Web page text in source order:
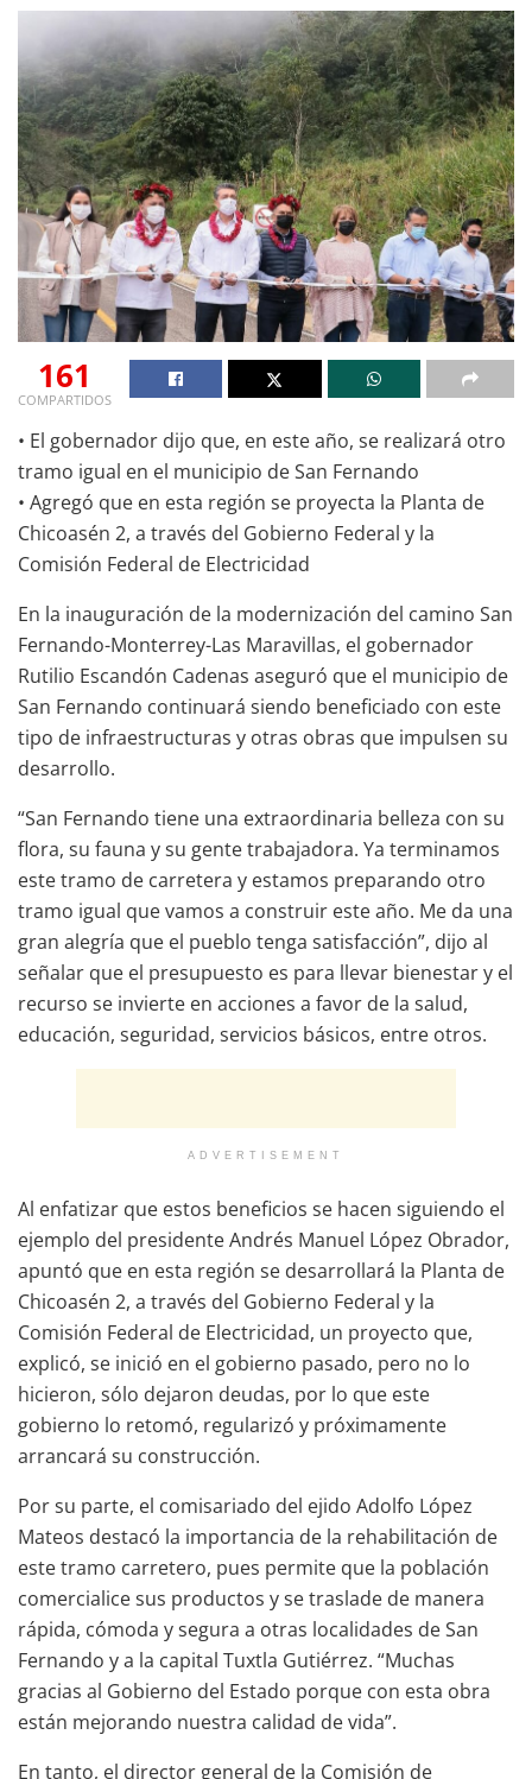
161
COMPARTIDOS
• El gobernador dijo que, en este año, se realizará otro
tramo igual en el municipio de San Fernando
• Agregó que en esta región se proyecta la Planta de
Chicoasén 2, a través del Gobierno Federal y la
Comisión Federal de Electricidad
En la inauguración de la modernización del camino San
Fernando-Monterrey-Las Maravillas, el gobernador
Rutilio Escandón Cadenas aseguró que el municipio de
San Fernando continuará siendo beneficiado con este
tipo de infraestructuras y otras obras que impulsen su
desarrollo.
“San Fernando tiene una extraordinaria belleza con su
flora, su fauna y su gente trabajadora. Ya terminamos
este tramo de carretera y estamos preparando otro
tramo igual que vamos a construir este año. Me da una
gran alegría que el pueblo tenga satisfacción”, dijo al
señalar que el presupuesto es para llevar bienestar y el
recurso se invierte en acciones a favor de la salud,
educación, seguridad, servicios básicos, entre otros.
ADVERTISEMENT
Al enfatizar que estos beneficios se hacen siguiendo el
ejemplo del presidente Andrés Manuel López Obrador,
apuntó que en esta región se desarrollará la Planta de
Chicoasén 2, a través del Gobierno Federal y la
Comisión Federal de Electricidad, un proyecto que,
explicó, se inició en el gobierno pasado, pero no lo
hicieron, sólo dejaron deudas, por lo que este
gobierno lo retomó, regularizó y próximamente
arrancará su construcción.
Por su parte, el comisariado del ejido Adolfo López
Mateos destacó la importancia de la rehabilitación de
este tramo carretero, pues permite que la población
comercialice sus productos y se traslade de manera
rápida, cómoda y segura a otras localidades de San
Fernando y a la capital Tuxtla Gutiérrez. “Muchas
gracias al Gobierno del Estado porque con esta obra
están mejorando nuestra calidad de vida”.
En tanto, el director general de la Comisión de